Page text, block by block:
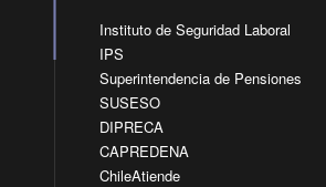
Instituto de Seguridad Laboral
IPS
Superintendencia de Pensiones
SUSESO
DIPRECA
CAPREDENA
ChileAtiende